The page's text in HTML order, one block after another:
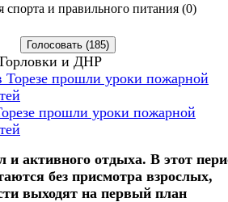
спорта и правильного питания (0)
и ДНР
прошли уроки пожарной
и активного отдыха. В этот
без присмотра взрослых,
выходят на первый план